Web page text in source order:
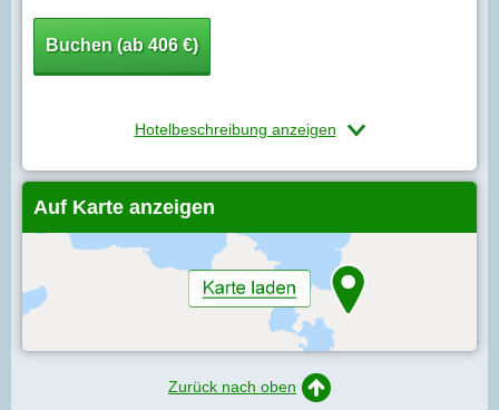
Buchen (ab 406 €)
Hotelbeschreibung anzeigen
Auf Karte anzeigen
Zurück nach oben